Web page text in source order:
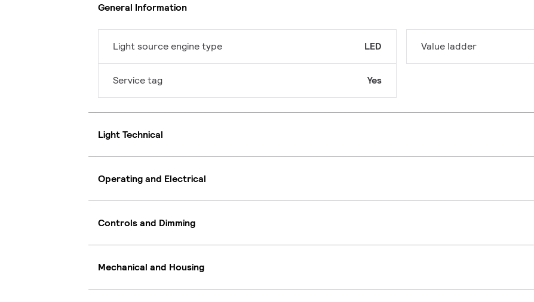
General Information
Light source engine type LED
Service tag Yes
Value ladder
Light Technical
Operating and Electrical
Controls and Dimming
Mechanical and Housing